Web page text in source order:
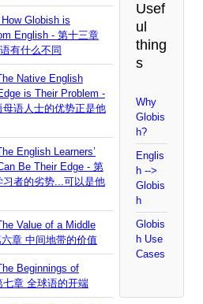
Globish is
English - 第十三章
有什么不同
Native English
is Their Problem -
语人士的优势正是他
English Learners’
Be Their Edge - 第
习者的劣势...可以是他
Value of a Middle
章 中间地带的价值
Beginnings of
七章 全球语的开端
Usef
ul
thing
s
Why
Globis
h?
Englis
h -->
Globis
h
Globis
h Use
Cases